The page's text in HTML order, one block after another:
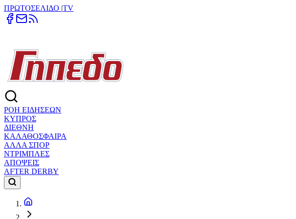
ΠΡΩΤΟΣΕΛΙΔΟ |TV
ΡΟΗ ΕΙΔΗΣΕΩΝ
ΚΥΠΡΟΣ
ΔΙΕΘΝΗ
ΚΑΛΑΘΟΣΦΑΙΡΑ
ΑΛΛΑ ΣΠΟΡ
ΝΤΡΙΜΠΛΕΣ
ΑΠΟΨΕΙΣ
AFTER DERBY